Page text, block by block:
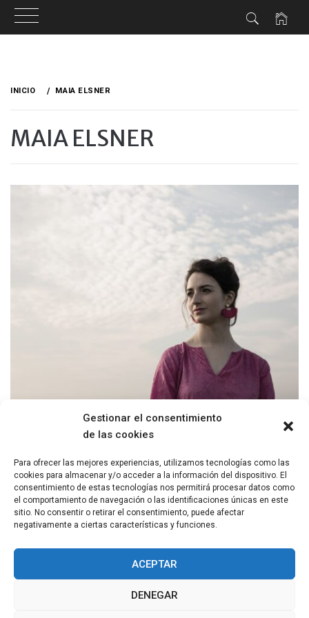
Gestionar el consentimiento
de las cookies
Para ofrecer las mejores experiencias, utilizamos tecnologías como las
cookies para almacenar y/o acceder a la información del dispositivo. El
consentimiento de estas tecnologías nos permitirá procesar datos como
el comportamiento de navegación o las identificaciones únicas en este
sitio. No consentir o retirar el consentimiento, puede afectar
negativamente a ciertas características y funciones.
ACEPTAR
DENEGAR
INICIO MAIA ELSNER
MAIA ELSNER
THE POETRY OF MAIA ELSNER
Maia Elsner’s poetry shines like an immeasurable burst giving
purpose to the unfinished.